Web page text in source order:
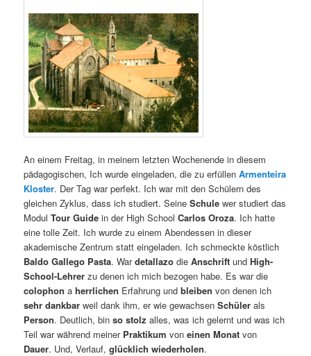
An einem Freitag, in meinem letzten Wochenende in diesem
pädagogischen, Ich wurde eingeladen, die zu erfüllenArmenteira
Kloster. Der Tag war perfekt. Ich war mit den Schülern des
gleichen Zyklus, dass ich studiert. SeineSchule wer studiert das
ModulTour Guidein der High SchoolCarlos Oroza. Ich hatte
eine tolle Zeit. Ich wurde zu einem Abendessen in dieser
akademische Zentrum statt eingeladen. Ich schmeckte köstlich
Baldo Gallego Pasta. Wardetallazo dieAnschrift undHigh-
School-Lehrer zu denen ich mich bezogen habe. Es war die
colophonaherrlichen Erfahrung undbleiben von denen ich
sehr dankbar weil dank ihm, er wie gewachsenSchüler als
Person. Deutlich, binso stolz alles, was ich gelernt und was ich
Teil war während meiner Praktikum voneinen Monat von
Dauer. Und, Verlauf,glücklich wiederholen.